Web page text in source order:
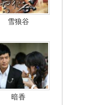
雪狼谷
暗香